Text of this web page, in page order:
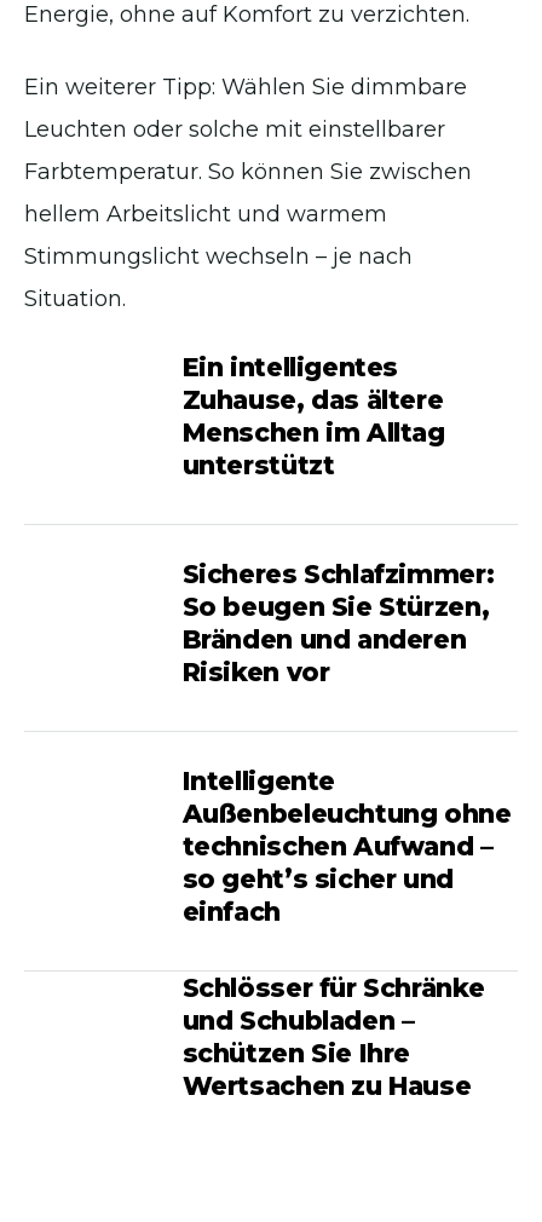
Energie, ohne auf Komfort zu verzichten.
Ein weiterer Tipp: Wählen Sie dimmbare
Leuchten oder solche mit einstellbarer
Farbtemperatur. So können Sie zwischen
hellem Arbeitslicht und warmem
Stimmungslicht wechseln – je nach
Situation.
Ein intelligentes
Zuhause, das ältere
Menschen im Alltag
unterstützt
Sicheres Schlafzimmer:
So beugen Sie Stürzen,
Bränden und anderen
Risiken vor
Intelligente
Außenbeleuchtung ohne
technischen Aufwand –
so geht’s sicher und
einfach
Schlösser für Schränke
und Schubladen –
schützen Sie Ihre
Wertsachen zu Hause